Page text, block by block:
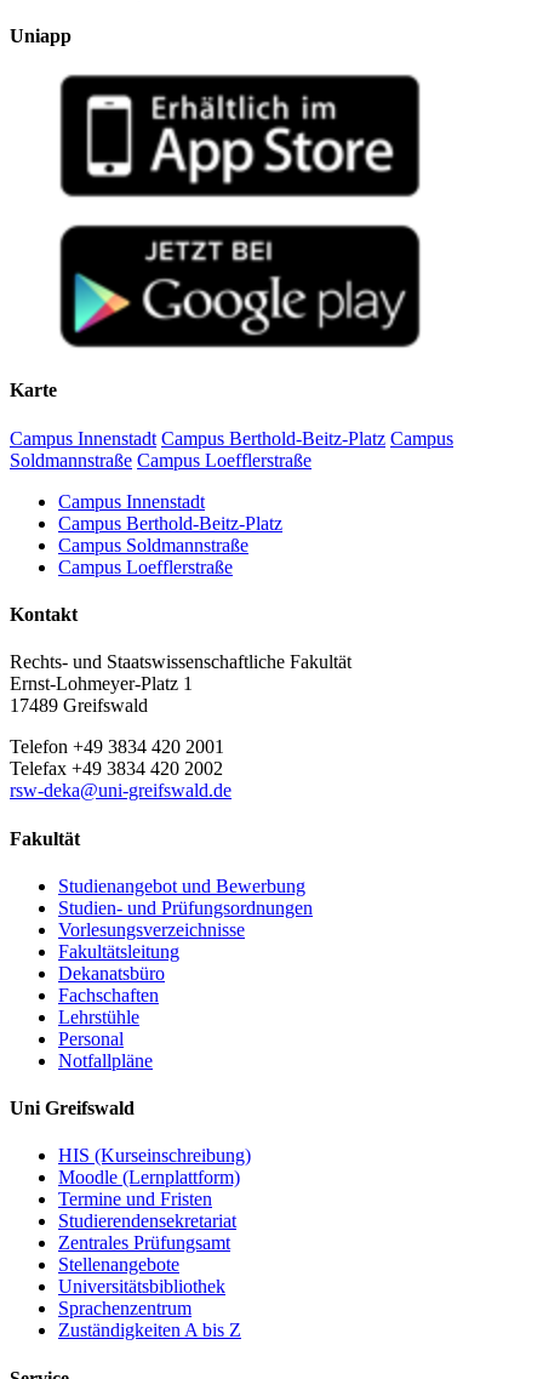
Uniapp
Karte
Campus Innenstadt Campus Berthold-Beitz-Platz Campus
Soldmannstraße Campus Loefflerstraße
Campus Innenstadt
Campus Berthold-Beitz-Platz
Campus Soldmannstraße
Campus Loefflerstraße
Kontakt
Rechts- und Staatswissenschaftliche Fakultät
Ernst-Lohmeyer-Platz 1
17489 Greifswald
Telefon +49 3834 420 2001
Telefax +49 3834 420 2002
rsw-deka@uni-greifswald.de
Fakultät
Studienangebot und Bewerbung
Studien- und Prüfungsordnungen
Vorlesungsverzeichnisse
Fakultätsleitung
Dekanatsbüro
Fachschaften
Lehrstühle
Personal
Notfallpläne
Uni Greifswald
HIS (Kurseinschreibung)
Moodle (Lernplattform)
Termine und Fristen
Studierendensekretariat
Zentrales Prüfungsamt
Stellenangebote
Universitätsbibliothek
Sprachenzentrum
Zuständigkeiten A bis Z